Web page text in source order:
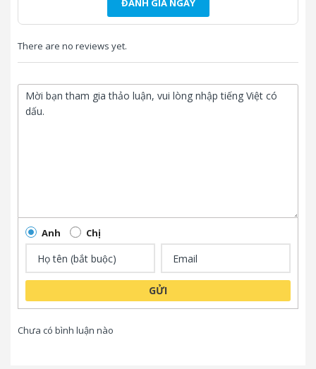
* Thiết kế chống bụi chuẩn
IP5X
* Xuất xứ:
There are no reviews yet.
Anh Chị
GỬI
Chưa có bình luận nào